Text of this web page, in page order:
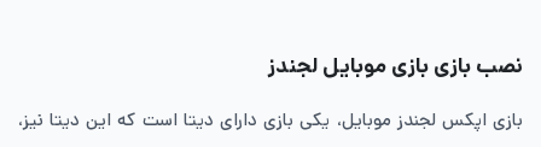
نصب بازی بازی موبایل لجندز
بازی اپکس لجندز موبایل، یکی بازی دارای دیتا است که این دیتا نیز،